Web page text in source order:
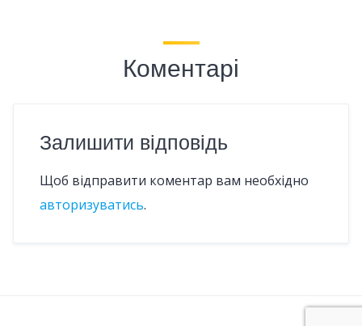
Коментарі
Залишити відповідь
Щоб відправити коментар вам необхідно
авторизуватись.